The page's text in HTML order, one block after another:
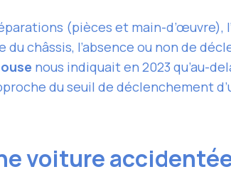
(pièces et main-d’œuvre),
du châssis, l’absence ou non de
nous indiquait en 2023 qu’au-
du seuil de déclenchement
voiture